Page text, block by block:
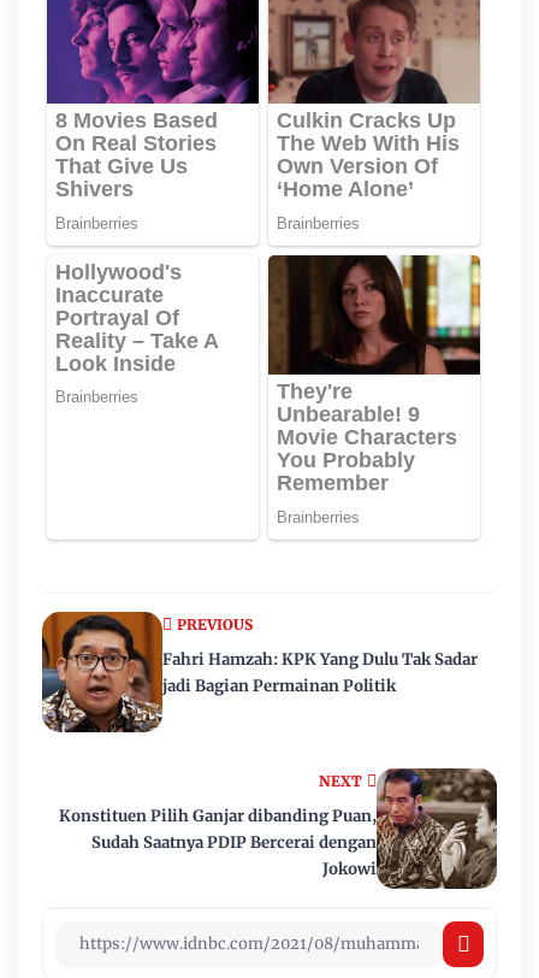
NEXT
Konstituen Pilih Ganjar dibanding Puan,
Sudah Saatnya PDIP Bercerai dengan
Jokowi
PREVIOUS
Fahri Hamzah: KPK Yang Dulu Tak Sadar
jadi Bagian Permainan Politik